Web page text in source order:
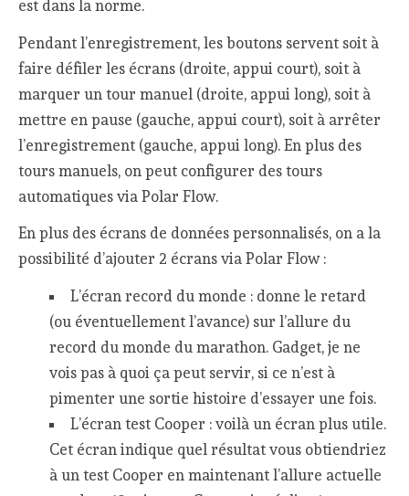
est dans la norme.
Pendant l’enregistrement, les boutons servent soit à
faire défiler les écrans (droite, appui court), soit à
marquer un tour manuel (droite, appui long), soit à
mettre en pause (gauche, appui court), soit à arrêter
l’enregistrement (gauche, appui long). En plus des
tours manuels, on peut configurer des tours
automatiques via Polar Flow.
En plus des écrans de données personnalisés, on a la
possibilité d’ajouter 2 écrans via Polar Flow :
L’écran record du monde : donne le retard
(ou éventuellement l’avance) sur l’allure du
record du monde du marathon. Gadget, je ne
vois pas à quoi ça peut servir, si ce n’est à
pimenter une sortie histoire d’essayer une fois.
L’écran test Cooper : voilà un écran plus utile.
Cet écran indique quel résultat vous obtiendriez
à un test Cooper en maintenant l’allure actuelle